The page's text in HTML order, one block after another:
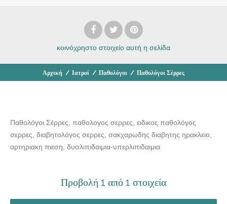
κοινόχρηστο στοιχείο αυτή η σελίδα
Αρχική / Ιατροί / Παθολόγοι / Παθολόγοι Σέρρες
Παθολόγοι Σέρρες, παθολογος σερρες, ειδικος παθολόγος
σερρες, διαβητολόγος σερρες, σακχαρωδης διαβητης ηρακλειο,
αρτηριακη πιεση, δυσλιπιδαιμια-υπερλιπιδαιμια
Προβολή 1 από 1 στοιχεία